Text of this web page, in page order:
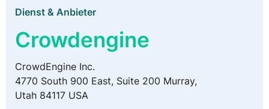
Dienst & Anbieter
Crowdengine
CrowdEngine Inc.
4770 South 900 East, Suite 200 Murray,
Utah 84117 USA